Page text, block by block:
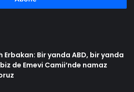
Erbakan: Bir yanda ABD, bir yanda
biz de Emevi Camii’nde namaz